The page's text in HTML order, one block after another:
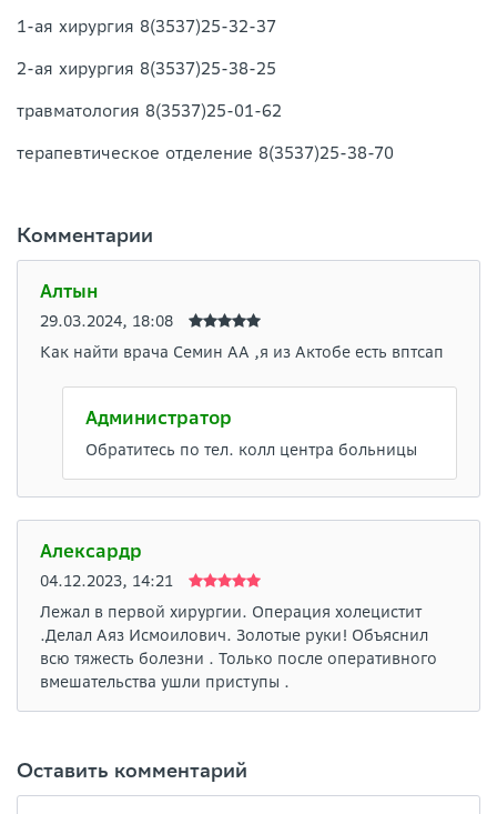
1-ая хирургия 8(3537)25-32-37
2-ая хирургия 8(3537)25-38-25
травматология 8(3537)25-01-62
терапевтическое отделение 8(3537)25-38-70
Комментарии
Алтын
29.03.2024, 18:08
Как найти врача Семин АА ,я из Актобе есть вптсап
Администратор
Обратитесь по тел. колл центра больницы
Алексардр
04.12.2023, 14:21
Лежал в первой хирургии. Операция холецистит
.Делал Аяз Исмоилович. Золотые руки! Объяснил
всю тяжесть болезни . Только после оперативного
вмешательства ушли приступы .
Оставить комментарий